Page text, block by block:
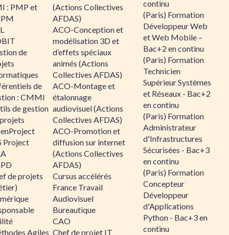
: PMP et
de
de
: CMMI
de gestion
Project
de projets
Agiles
(Actions Collectives
AFDAS)
ACO-Conception et
modélisation 3D et
d’effets spéciaux
animés (Actions
Collectives AFDAS)
ACO-Montage et
étalonnage
audiovisuel (Actions
Collectives AFDAS)
ACO-Promotion et
diffusion sur internet
(Actions Collectives
AFDAS)
Cursus accélérés
France Travail
Audiovisuel
Bureautique
CAO
Chef de projet IT
continu
(Paris) Formation
Développeur Web
et Web Mobile –
Bac+2 en continu
(Paris) Formation
Technicien
Supérieur Systèmes
et Réseaux - Bac+2
en continu
(Paris) Formation
Administrateur
d'Infrastructures
Sécurisées - Bac+3
en continu
(Paris) Formation
Concepteur
Développeur
d'Applications
Python - Bac+3 en
continu